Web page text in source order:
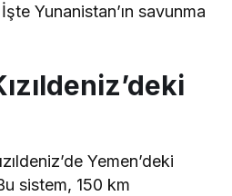
Yunanistan’ın savunma
Yemen’deki
sistem, 150 km